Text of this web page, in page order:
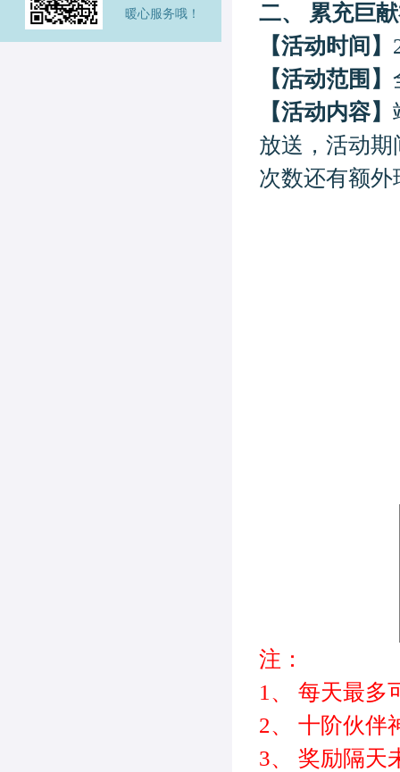
暖心服务哦！
二、
累充巨
【活动时间】
【活动范围】
【活动内容】
放送 ， 活动期
次数还有额
注：
1、 每天最多
2、 十阶伙伴
3、 奖励隔天